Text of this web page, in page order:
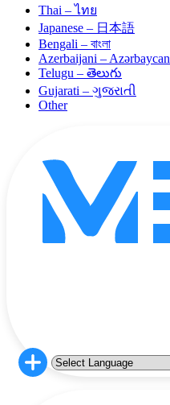
Thai – ไทย
Japanese – 日本語
Bengali – বাংলা
Azerbaijani – Azərbaycan
Telugu – తెలుగు
Gujarati – ગુજરાતી
Other